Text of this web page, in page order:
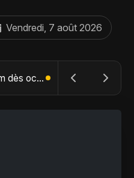
Vendredi, 7 août 2026
The Batman : Part II – Robert Pattinson replonge dans les ténèbres de Gotham dès octobre 2027